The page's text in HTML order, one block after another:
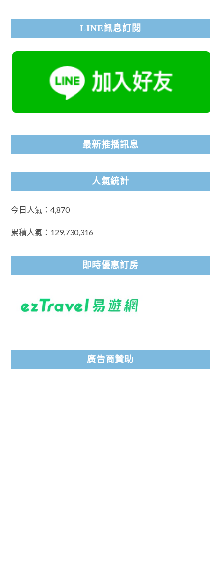
LINE訊息訂閱
最新推播訊息
人氣統計
今日人氣：4,870
累積人氣：129,730,316
即時優惠訂房
廣告商贊助